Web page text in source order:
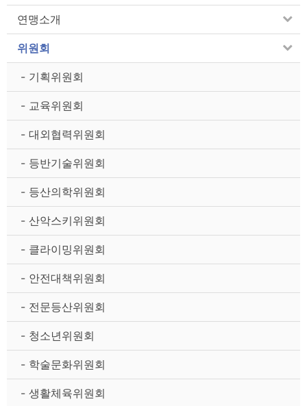
연맹소개
위원회
- 기획위원회
- 교육위원회
- 대외협력위원회
- 등반기술위원회
- 등산의학위원회
- 산악스키위원회
- 클라이밍위원회
- 안전대책위원회
- 전문등산위원회
- 청소년위원회
- 학술문화위원회
- 생활체육위원회